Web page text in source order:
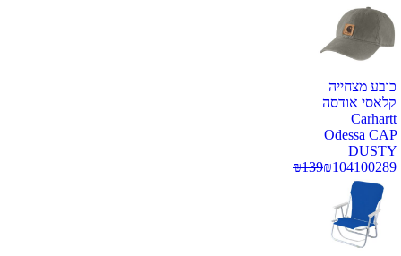
כובע מצחייה
קלאסי אודסה
Carhartt
Odessa CAP
DUSTY
100289
₪104
₪139